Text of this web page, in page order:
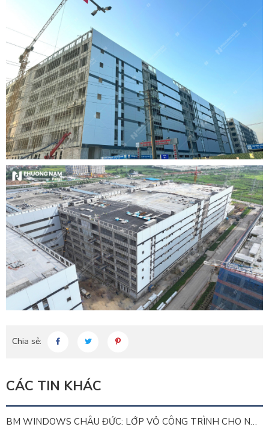
Chia sẻ:
CÁC TIN KHÁC
BM WINDOWS CHÂU ĐỨC: LỚP VỎ CÔNG TRÌNH CHO NHÀ MÁY LEED GOLD